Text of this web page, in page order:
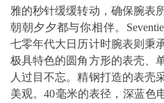
雅的秒针缓缓转动，确保腕表
朝朝夕夕都与你相伴。
七零年代大日历计时腕表则秉
极具特色的圆角方形的表壳、
人过目不忘。精钢打造的表壳
美观。40毫米的表径，深蓝色